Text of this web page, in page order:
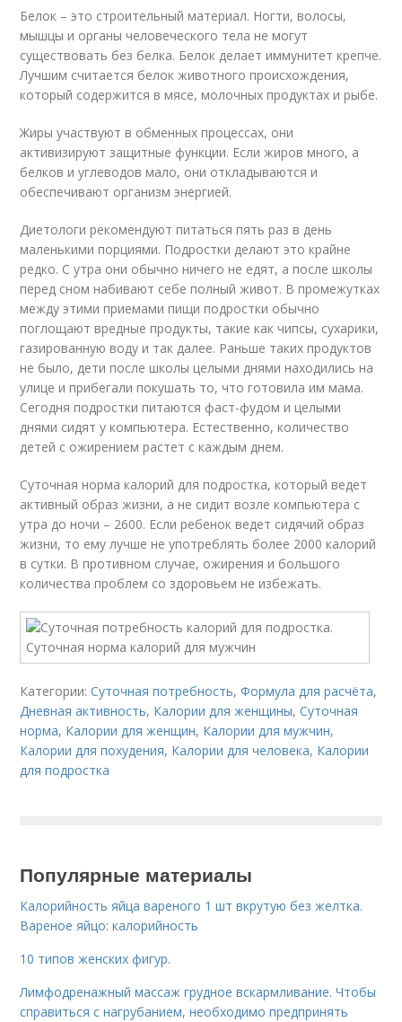
Белок – это строительный материал. Ногти, волосы,
мышцы и органы человеческого тела не могут
существовать без белка. Белок делает иммунитет крепче.
Лучшим считается белок животного происхождения,
который содержится в мясе, молочных продуктах и рыбе.
Жиры участвуют в обменных процессах, они
активизируют защитные функции. Если жиров много, а
белков и углеводов мало, они откладываются и
обеспечивают организм энергией.
Диетологи рекомендуют питаться пять раз в день
маленькими порциями. Подростки делают это крайне
редко. С утра они обычно ничего не едят, а после школы
перед сном набивают себе полный живот. В промежутках
между этими приемами пищи подростки обычно
поглощают вредные продукты, такие как чипсы, сухарики,
газированную воду и так далее. Раньше таких продуктов
не было, дети после школы целыми днями находились на
улице и прибегали покушать то, что готовила им мама.
Сегодня подростки питаются фаст-фудом и целыми
днями сидят у компьютера. Естественно, количество
детей с ожирением растет с каждым днем.
Суточная норма калорий для подростка, который ведет
активный образ жизни, а не сидит возле компьютера с
утра до ночи – 2600. Если ребенок ведет сидячий образ
жизни, то ему лучше не употреблять более 2000 калорий
в сутки. В противном случае, ожирения и большого
количества проблем со здоровьем не избежать.
Категории:Суточная потребность,Формула для расчёта,
Дневная активность, Калории для женщины,Суточная
норма, Калории для женщин, Калории для мужчин,
Калории для похудения, Калории для человека, Калории
для подростка
Популярные материалы
Калорийность яйца вареного 1 шт вкрутую без желтка.
Вареное яйцо: калорийность
10 типов женских фигур.
Лимфодренажный массаж грудное вскармливание. Чтобы
справиться с нагрубанием, необходимо предпринять